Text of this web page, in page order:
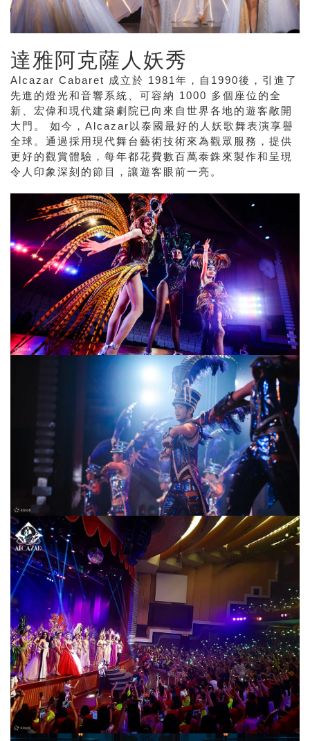
達雅阿克薩人妖秀
Alcazar Cabaret 成立於 1981年，自1990後，引進了
先進的燈光和音響系統、可容納 1000 多個座位的全
新、宏偉和現代建築劇院已向來自世界各地的遊客敞開
大門。 如今，Alcazar以泰國最好的人妖歌舞表演享譽
全球。通過採用現代舞台藝術技術來為觀眾服務，提供
更好的觀賞體驗，每年都花費數百萬泰銖來製作和呈現
令人印象深刻的節目，讓遊客眼前一亮。